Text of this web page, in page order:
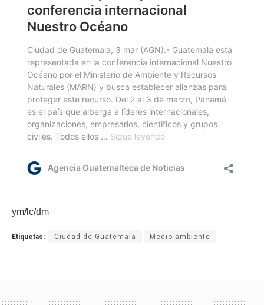
ym/lc/dm
Etiquetas: Ciudad de Guatemala Medio ambiente